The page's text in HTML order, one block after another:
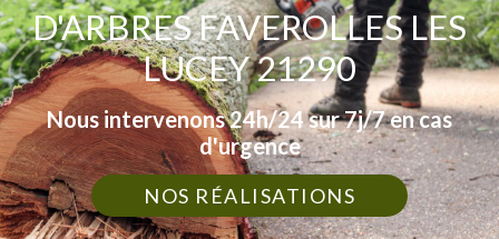
D'ARBRES FAVEROLLES LES
LUCEY 21290
Nous intervenons 24h/24 sur 7j/7 en cas
d'urgence
NOS RÉALISATIONS